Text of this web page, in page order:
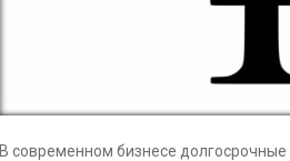
В современном бизнесе